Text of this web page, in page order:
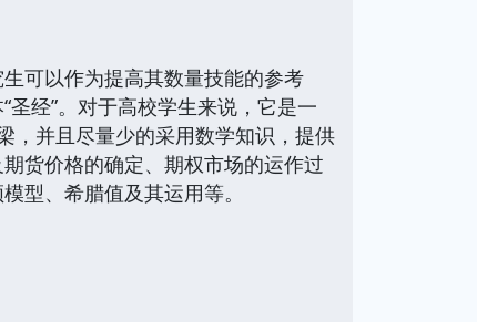
可以作为提高其数量技能的参考
经”。对于高校学生来说，它是一
，并且尽量少的采用数学知识，提供
货价格的确定、期权市场的运作过
型、希腊值及其运用等。